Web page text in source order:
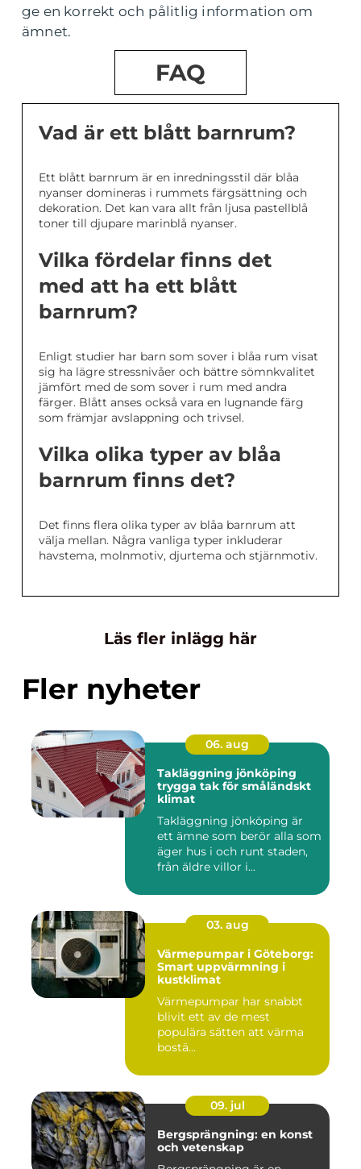
ge en korrekt och pålitlig information om
ämnet.
FAQ
Vad är ett blått barnrum?
Ett blått barnrum är en inredningsstil där blåa
nyanser domineras i rummets färgsättning och
dekoration. Det kan vara allt från ljusa pastellblå
toner till djupare marinblå nyanser.
Vilka fördelar finns det
med att ha ett blått
barnrum?
Enligt studier har barn som sover i blåa rum visat
sig ha lägre stressnivåer och bättre sömnkvalitet
jämfört med de som sover i rum med andra
färger. Blått anses också vara en lugnande färg
som främjar avslappning och trivsel.
Vilka olika typer av blåa
barnrum finns det?
Det finns flera olika typer av blåa barnrum att
välja mellan. Några vanliga typer inkluderar
havstema, molnmotiv, djurtema och stjärnmotiv.
Läs fler inlägg här
Fler nyheter
06. aug
Takläggning jönköping
trygga tak för småländskt
klimat
Takläggning jönköping är
ett ämne som berör alla som
äger hus i och runt staden,
från äldre villor i...
03. aug
Värmepumpar i Göteborg:
Smart uppvärmning i
kustklimat
Värmepumpar har snabbt
blivit ett av de mest
populära sätten att värma
bostä...
09. jul
Bergsprängning: en konst
och vetenskap